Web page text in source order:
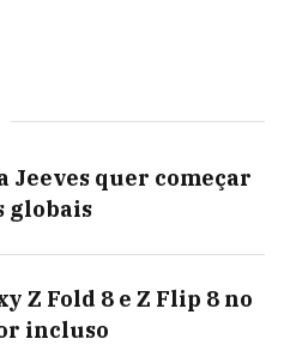
Jeeves quer começar
globais
Z Fold 8 e Z Flip 8 no
incluso